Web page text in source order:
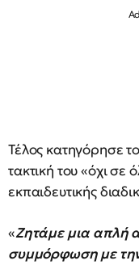
Τέλος κατηγόρησε
τακτική του «όχι σε
εκπαιδευτικής
«Ζητάμε μια απλή
συμμόρφωση με